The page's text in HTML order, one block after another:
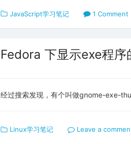
JavaScript学习笔记 1 Comment
Fedora 下显示exe程序
经过搜索发现，有个叫做gnome-exe-
Linux学习笔记 Leave a